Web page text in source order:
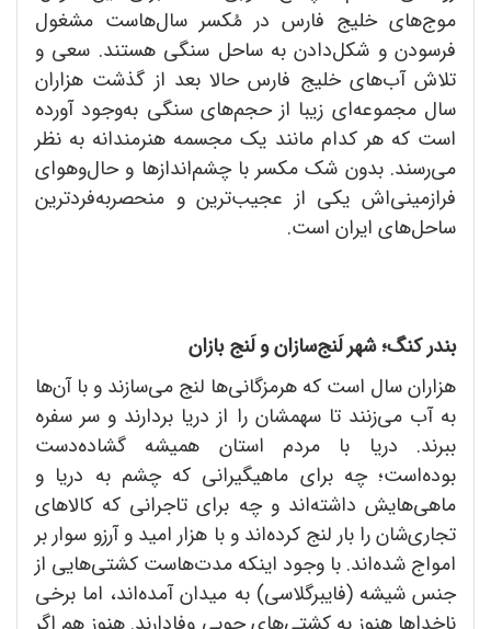
موج‌های خلیج فارس در مُکسر سال‌هاست مشغول
فرسودن و شکل‌دادن به ساحل سنگی هستند. سعی و
تلاش آب‌های خلیج فارس حالا بعد از گذشت هزاران
سال مجموعه‌ای زیبا از حجم‌های سنگی‌ به‌وجود آورده
است که هر کدام مانند یک مجسمه هنرمندانه به نظر
می‌رسند. بدون شک مکسر با چشم‌اندازها و حال‌وهوای
فرازمینی‌اش یکی از عجیب‌ترین و منحصربه‌فردترین
ساحل‌های ایران است.
بندر کنگ؛ شهر لَنج‌سازان و لَنج بازان
هزاران سال است که هرمزگانی‌ها لنج می‌سازند و با آن‌ها
به آب می‌زنند تا سهمشان را از دریا بردارند و سر سفره
ببرند. دریا با مردم استان همیشه گشاده‌دست
بوده‌است؛ چه برای ماهیگیرانی که چشم به دریا و
ماهی‌هایش داشته‌اند و چه برای تاجرانی که کالاهای
تجاری‌شان را بار لنج کرده‌اند و با هزار امید و آرزو سوار بر
امواج شده‌اند. با وجود اینکه مدت‌هاست کشتی‌هایی از
جنس شیشه (فایبرگلاسی) به میدان آمده‌اند، اما برخی